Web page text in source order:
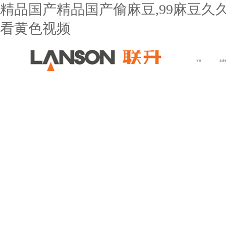
精品国产精品国产偷麻豆,99麻豆久
看黄色视频
首页 走进